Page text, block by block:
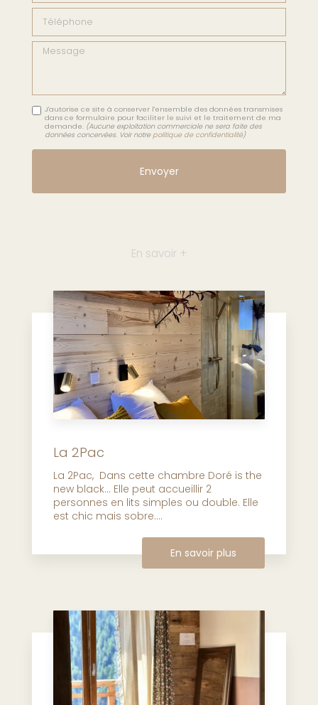
Téléphone
Message
J'autorise ce site à conserver l'ensemble des données transmises
dans ce formulaire pour faciliter le suivi et le traitement de ma
demande. (Aucune exploitation commerciale ne sera faite des
données concervées. Voir notre politique de confidentialité)
En savoir +
La 2Pac
La 2Pac, Dans cette chambre Doré is the
new black… Elle peut accueillir 2
personnes en lits simples ou double. Elle
est chic mais sobre....
En savoir plus